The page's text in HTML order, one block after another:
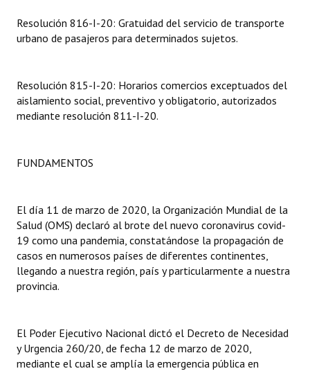
Entrega de distinciones
Resolución 816-I-20: Gratuidad del servicio de transporte
urbano de pasajeros para determinados sujetos.
Resolución 815-I-20: Horarios comercios exceptuados del
aislamiento social, preventivo y obligatorio, autorizados
mediante resolución 811-I-20.
FUNDAMENTOS
El día 11 de marzo de 2020, la Organización Mundial de la
Salud (OMS) declaró al brote del nuevo coronavirus covid-
19 como una pandemia, constatándose la propagación de
casos en numerosos países de diferentes continentes,
llegando a nuestra región, país y particularmente a nuestra
provincia.
El Poder Ejecutivo Nacional dictó el Decreto de Necesidad
y Urgencia 260/20, de fecha 12 de marzo de 2020,
mediante el cual se amplía la emergencia pública en